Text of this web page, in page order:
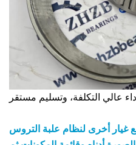
عالي التكلفة، وتسليم مستقر
غيار أخرى لنظام علبة التروس